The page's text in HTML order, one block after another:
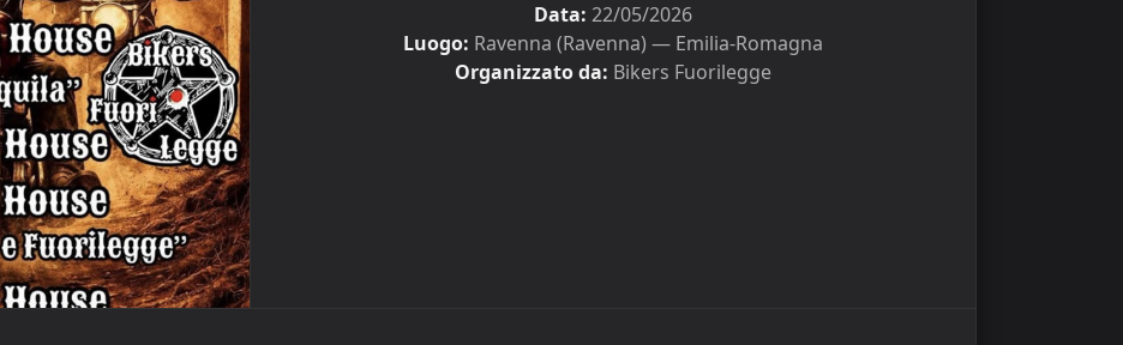
Data: 22/05/2026
Luogo: Ravenna (Ravenna) — Emilia-Romagna
Organizzato da: Bikers Fuorilegge